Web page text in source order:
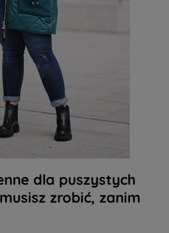
dla puszystych
zrobić, zanim